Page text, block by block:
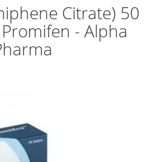
Citrate) 50
- Alpha